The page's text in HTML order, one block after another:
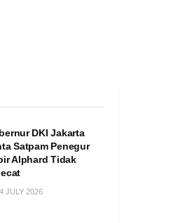
DKI Jakarta
Satpam Penegur
Alphard Tidak
JULY 2026